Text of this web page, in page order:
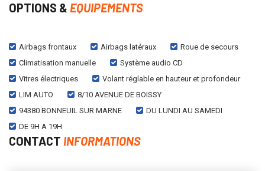
OPTIONS & EQUIPEMENTS
Airbags frontaux Airbags latéraux
Roue de secours
Climatisation manuelle
Système audio CD
Vitres électriques
Volant réglable en hauteur et profondeur
LIM AUTO
8/10 AVENUE DE BOISSY
94380 BONNEUIL SUR MARNE
DU LUNDI AU SAMEDI
DE 9H A 19H
CONTACT INFORMATIONS